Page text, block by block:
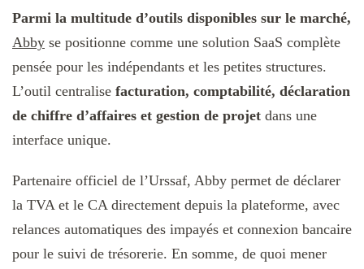
Parmi la multitude d’outils disponibles sur le marché,
Abby se positionne comme une solution SaaS complète
pensée pour les indépendants et les petites structures.
L’outil centralise facturation, comptabilité, déclaration
de chiffre d’affaires et gestion de projet dans une
interface unique.
Partenaire officiel de l’Urssaf, Abby permet de déclarer
la TVA et le CA directement depuis la plateforme, avec
relances automatiques des impayés et connexion bancaire
pour le suivi de trésorerie. En somme, de quoi mener